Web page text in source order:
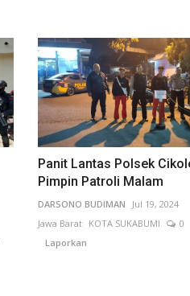
Panit Lantas Polsek
Pimpin Patroli Malam
DARSONO BUDIMAN
Jul 19, 2024
Jawa Barat
KOTA SUKABUMI 0
Laporkan